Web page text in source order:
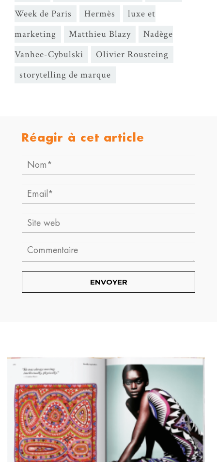
Week de Paris
Hermès
luxe et
marketing
Matthieu Blazy
Nadège
Vanhee-Cybulski
Olivier Rousteing
storytelling de marque
Réagir à cet article
Nom*
Email*
Site
web
Comment